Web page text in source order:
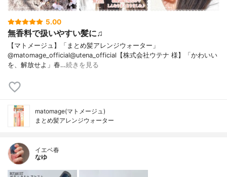
5.00
無香料で扱いやすい髪に♫
【マトメージュ】「まとめ髪アレンジウォーター」
@matomage_official@utena_official【株式会社ウテナ 様】「かわいい
を、解放せよ」春…続きを見る
matomage(マトメージュ)
まとめ髪アレンジウォーター
イエベ春
なゆ